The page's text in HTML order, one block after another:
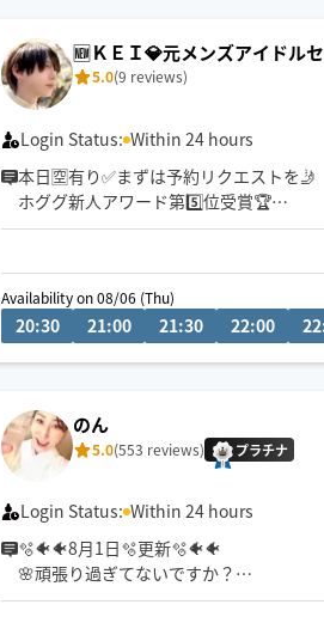
🆕ＫＥＩ💎元メンズアイドル
5.0(9 reviews)
Login Status: Within 24 hours
本日🈳有り✅まずは予約リクエストを🤳
ホググ新人アワード第5️⃣位受賞🏆
＠南関東エリア(東京・千葉・埼玉・神
アロマオイル/ボディ・フットケア/ヘッ
【安心】多数資格持ちの僕の手で癒します
某サロン技術認定資格 など
Availability on 08/06 (Thu)
20:30 21:00 21:30 22:00
のん
5.0(553 reviews) プラチナ
Login Status: Within 24 hours
🫧🐠🐠8月1日🫧更新🫧🐠🐠
🌸頑張り過ぎてないですか？
🌸自分にも優しくしていますか？